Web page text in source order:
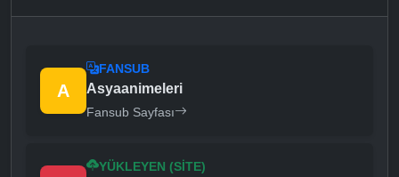
A
FANSUB
Asyaanimeleri
Fansub Sayfası
YÜKLEYEN (SITE)